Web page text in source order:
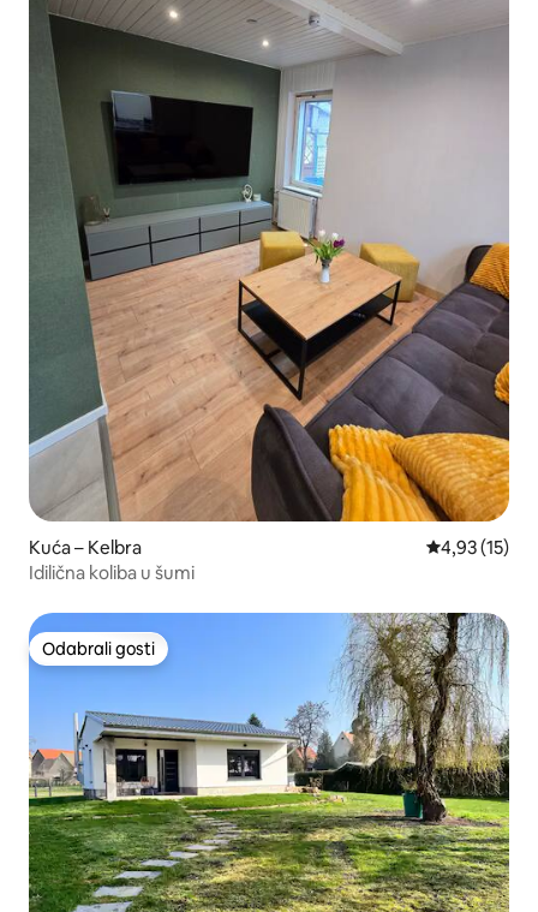
Kuća – Kelbra Prosječna
4,93 (15)
Idilična koliba u šumi
Odabrali gosti
Odabrali gosti